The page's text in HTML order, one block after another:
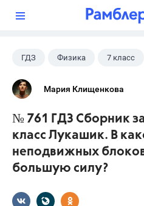
ГДЗ Физика 7 класс
9 класс
Мария Клищенкова
№ 761 ГДЗ Сборник
класс Лукашик. В
неподвижных
большую силу?